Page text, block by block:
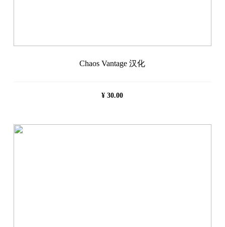
Chaos Vantage 汉化
¥ 30.00